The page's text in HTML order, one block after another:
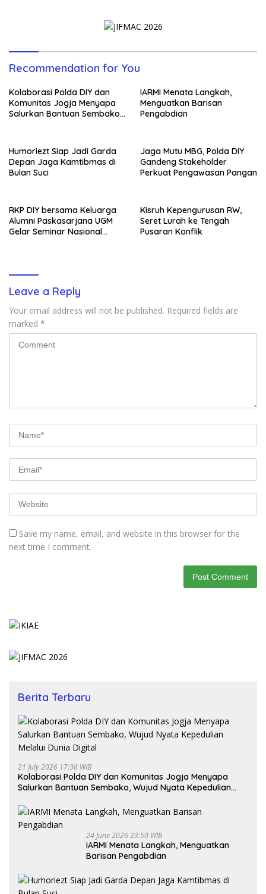
Recommendation for You
Kolaborasi Polda DIY dan
Komunitas Jogja Menyapa
Salurkan Bantuan Sembako,
IARMI Menata Langkah,
Menguatkan Barisan
Pengabdian
Humoriezt Siap Jadi Garda
Depan Jaga Kamtibmas di
Bulan Suci
Jaga Mutu MBG, Polda DIY
Gandeng Stakeholder
Perkuat Pengawasan Pangan
RKP DIY bersama Keluarga
Alumni Paskasarjana UGM
Gelar Seminar Nasional
Kisruh Kepengurusan RW,
Seret Lurah ke Tengah
Pusaran Konflik
Leave a Reply
Your email address will not be published. Required fields are
marked *
Save my name, email, and website in this browser for the
next time I comment.
Berita Terbaru
21 July 2026 17:36 WIB
Kolaborasi Polda DIY dan Komunitas Jogja Menyapa
Salurkan Bantuan Sembako, Wujud Nyata Kepedulian
24 June 2026 23:50 WIB
IARMI Menata Langkah, Menguatkan
Barisan Pengabdian